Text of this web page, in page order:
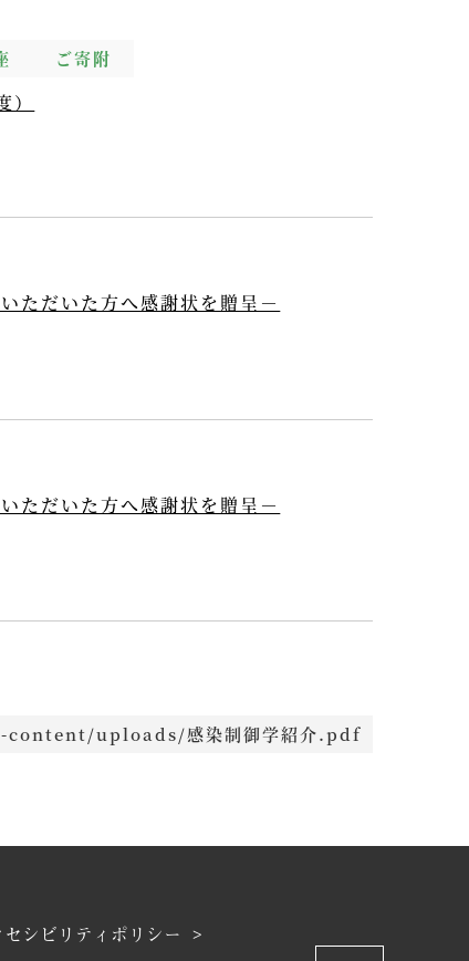
ご寄附
ただいた方へ感謝状を贈呈－
ただいた方へ感謝状を贈呈－
uploads/感染制御学紹介.pdf
セシビリティポリシー >